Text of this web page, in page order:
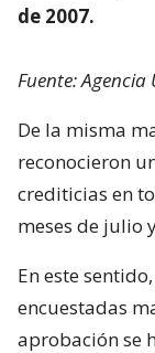
de 2007.
Fuente: Agencia
De la misma
reconocieron
crediticias en
meses de julio
En este
encuestadas
aprobación se